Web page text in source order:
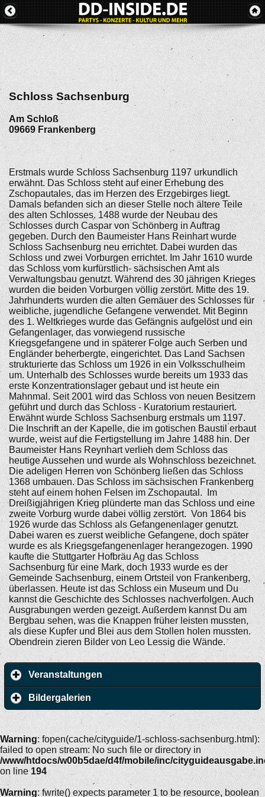
Schloss Sachsenburg
Am Schloß
09669 Frankenberg
Erstmals wurde Schloss Sachsenburg 1197 urkundlich
erwähnt. Das Schloss steht auf einer Erhebung des
Zschopautales, das im Herzen des Erzgebirges liegt.
Damals befanden sich an dieser Stelle noch ältere Teile
des alten Schlosses. 1488 wurde der Neubau des
Schlosses durch Caspar von Schönberg in Auftrag
gegeben. Durch den Baumeister Hans Reinhart wurde
Schloss Sachsenburg neu errichtet. Dabei wurden das
Schloss und zwei Vorburgen errichtet. Im Jahr 1610 wurde
das Schloss vom kurfürstlich- sächsischen Amt als
Verwaltungsbau genutzt. Während des 30 jährigen Krieges
wurden die beiden Vorburgen völlig zerstört. Mitte des 19.
Jahrhunderts wurden die alten Gemäuer des Schlosses für
weibliche, jugendliche Gefangene verwendet. Mit Beginn
des 1. Weltkrieges wurde das Gefängnis aufgelöst und ein
Gefangenlager, das vorwiegend russische
Kriegsgefangene und in späterer Folge auch Serben und
Engländer beherbergte, eingerichtet. Das Land Sachsen
strukturierte das Schloss um 1926 in ein Volksschulheim
um. Unterhalb des Schlosses wurde bereits um 1933 das
erste Konzentrationslager gebaut und ist heute ein
Mahnmal. Seit 2001 wird das Schloss von neuen Besitzern
geführt und durch das Schloss - Kuratorium restauriert.
Erwähnt wurde Schloss Sachsenburg erstmals um 1197.
Die Inschrift an der Kapelle, die im gotischen Baustil erbaut
wurde, weist auf die Fertigstellung im Jahre 1488 hin. Der
Baumeister Hans Reynhart verlieh dem Schloss das
heutige Aussehen und wurde als Wohnschloss bezeichnet.
Die adeligen Herren von Schönberg ließen das Schloss
1368 umbauen. Das Schloss im sächsischen Frankenberg
steht auf einem hohen Felsen im Zschopautal. Im
Dreißigjährigen Krieg plünderte man das Schloss und eine
zweite Vorburg wurde dabei völlig zerstört. Von 1864 bis
1926 wurde das Schloss als Gefangenenlager genutzt.
Dabei waren es zuerst weibliche Gefangene, doch später
wurde es als Kriegsgefangenenlager herangezogen. 1990
kaufte die Stuttgarter Hofbräu Ag das Schloss
Sachsenburg für eine Mark, doch 1933 wurde es der
Gemeinde Sachsenburg, einem Ortsteil von Frankenberg,
überlassen. Heute ist das Schloss ein Museum und Du
kannst die Geschichte des Schlosses nachverfolgen. Auch
Ausgrabungen werden gezeigt. Außerdem kannst Du am
Bergbau sehen, was die Knappen früher leisten mussten,
als diese Kupfer und Blei aus dem Stollen holen mussten.
Obendrein zieren Bilder von Leo Lessig die Wände.
Veranstaltungen
Bildergalerien
Warning: fopen(cache/cityguide/1-schloss-sachsenburg.html):
failed to open stream: No such file or directory in
/www/htdocs/w00b5dae/d4f/mobile/inc/
on line 194
Warning: fwrite() expects parameter 1 to be resource, boolean